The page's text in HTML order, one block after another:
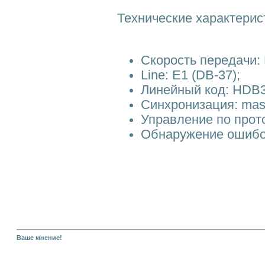
Технические
Скорость
Line: E1 (DB-37);
Линейный код:
Синхронизация:
Управление по
Обнаружение
Ваше мнение!